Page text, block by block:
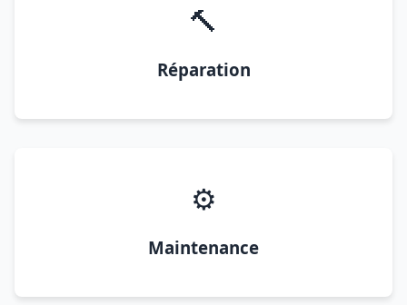
🔨
Réparation
⚙️
Maintenance